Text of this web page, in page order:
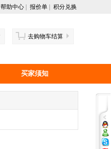
帮助中心 报价单 积分兑换
去购物车结算
买家须知
马来西亚产品